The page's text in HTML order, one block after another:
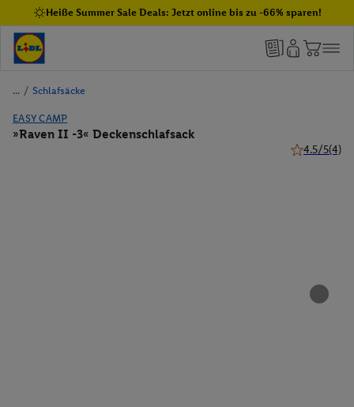
Heiße Summer Sale Deals: Jetzt online bis zu -66% sparen!
/ Schlafsäcke
EASY CAMP
»Raven II -3« Deckenschlafsack
4.5/5(4)